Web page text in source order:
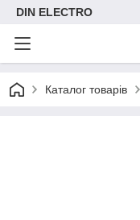
DIN ELECTRO
Каталог товарів